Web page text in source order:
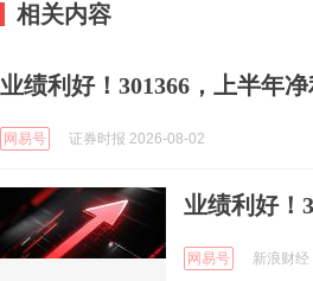
相关内容
业绩利好！301366，上半年净
网易号 证券时报 2026-08-02
业绩利好！
网易号 新浪财